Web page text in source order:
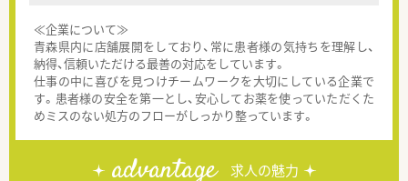
≪企業について≫
青森県内に店舗展開をしており、常に患者様の気持ちを理解し、
納得、信頼いただける最善の対応をしています。
仕事の中に喜びを見つけチームワークを大切にしている企業で
す。患者様の安全を第一とし、安心してお薬を使っていただくた
めミスのない処方のフローがしっかり整っています。
advantage 求人の魅力